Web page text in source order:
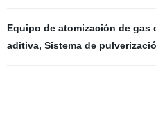
Equipo de atomización de gas
aditiva, Sistema de